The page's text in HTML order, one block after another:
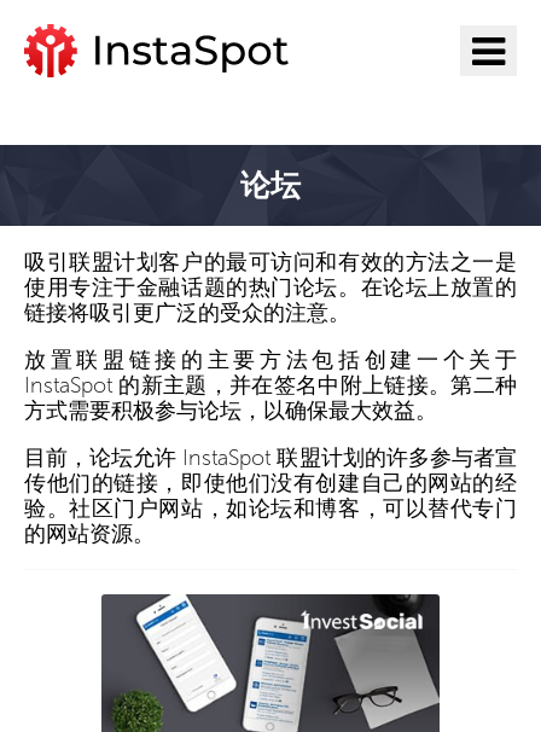
论坛
吸引联盟计划客户的最可访问和有效的方法之一是
使用专注于金融话题的热门论坛。在论坛上放置的
链接将吸引更广泛的受众的注意。
放置联盟链接的主要方法包括创建一个关于
InstaSpot 的新主题，并在签名中附上链接。第二种
方式需要积极参与论坛，以确保最大效益。
目前，论坛允许 InstaSpot 联盟计划的许多参与者宣
传他们的链接，即使他们没有创建自己的网站的经
验。社区门户网站，如论坛和博客，可以替代专门
的网站资源。